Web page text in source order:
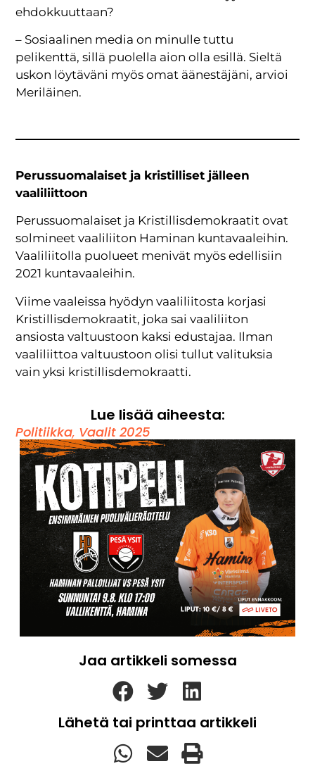
ehdokkuuttaan?
– Sosiaalinen media on minulle tuttu
pelikenttä, sillä puolella aion olla esillä. Sieltä
uskon löytäväni myös omat äänestäjäni, arvioi
Meriläinen.
Perussuomalaiset ja kristilliset jälleen
vaaliliittoon
Perussuomalaiset ja Kristillisdemokraatit ovat
solmineet vaaliliiton Haminan kuntavaaleihin.
Vaaliliitolla puolueet menivät myös edellisiin
2021 kuntavaaleihin.
Viime vaaleissa hyödyn vaaliliitosta korjasi
Kristillisdemokraatit, joka sai vaaliliiton
ansiosta valtuustoon kaksi edustajaa. Ilman
vaaliliittoa valtuustoon olisi tullut valituksia
vain yksi kristillisdemokraatti.
Lue lisää aiheesta:
Politiikka, Vaalit 2025
Jaa artikkeli somessa
Lähetä tai printtaa artikkeli